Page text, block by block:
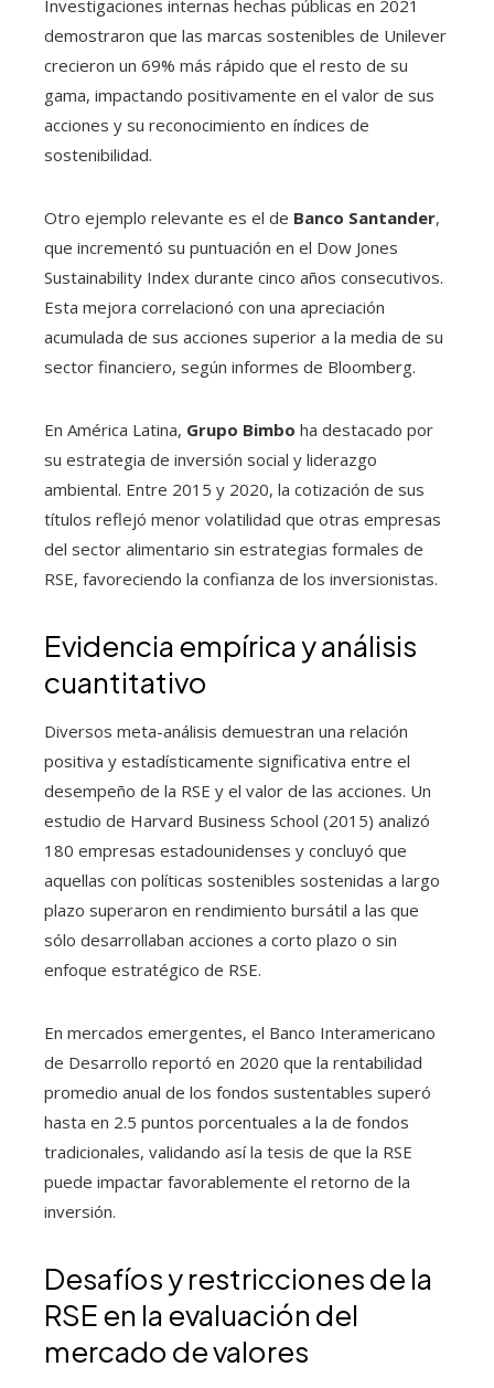
Investigaciones internas hechas públicas en 2021
demostraron que las marcas sostenibles de Unilever
crecieron un 69% más rápido que el resto de su
gama, impactando positivamente en el valor de sus
acciones y su reconocimiento en índices de
sostenibilidad.
Otro ejemplo relevante es el de Banco Santander,
que incrementó su puntuación en el Dow Jones
Sustainability Index durante cinco años consecutivos.
Esta mejora correlacionó con una apreciación
acumulada de sus acciones superior a la media de su
sector financiero, según informes de Bloomberg.
En América Latina, Grupo Bimbo ha destacado por
su estrategia de inversión social y liderazgo
ambiental. Entre 2015 y 2020, la cotización de sus
títulos reflejó menor volatilidad que otras empresas
del sector alimentario sin estrategias formales de
RSE, favoreciendo la confianza de los inversionistas.
Evidencia empírica y análisis
cuantitativo
Diversos meta-análisis demuestran una relación
positiva y estadísticamente significativa entre el
desempeño de la RSE y el valor de las acciones. Un
estudio de Harvard Business School (2015) analizó
180 empresas estadounidenses y concluyó que
aquellas con políticas sostenibles sostenidas a largo
plazo superaron en rendimiento bursátil a las que
sólo desarrollaban acciones a corto plazo o sin
enfoque estratégico de RSE.
En mercados emergentes, el Banco Interamericano
de Desarrollo reportó en 2020 que la rentabilidad
promedio anual de los fondos sustentables superó
hasta en 2.5 puntos porcentuales a la de fondos
tradicionales, validando así la tesis de que la RSE
puede impactar favorablemente el retorno de la
inversión.
Desafíos y restricciones de la
RSE en la evaluación del
mercado de valores